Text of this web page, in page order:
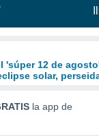
'súper 12 de
solar,
la app de